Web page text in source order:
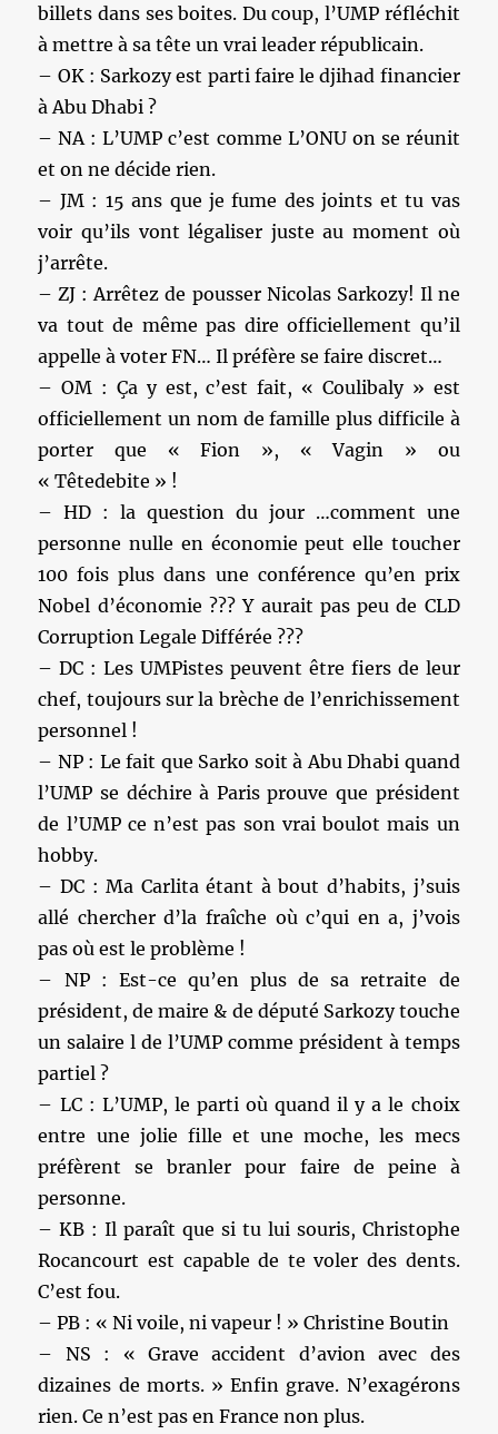
billets dans ses boites. Du coup, l’UMP réfléchit
à mettre à sa tête un vrai leader républicain.
– OK : Sarkozy est parti faire le djihad financier
à Abu Dhabi ?
– NA : L’UMP c’est comme L’ONU on se réunit
et on ne décide rien.
– JM : 15 ans que je fume des joints et tu vas
voir qu’ils vont légaliser juste au moment où
j’arrête.
– ZJ : Arrêtez de pousser Nicolas Sarkozy! Il ne
va tout de même pas dire officiellement qu’il
appelle à voter FN… Il préfère se faire discret…
– OM : Ça y est, c’est fait, « Coulibaly » est
officiellement un nom de famille plus difficile à
porter que « Fion », « Vagin » ou
« Têtedebite » !
– HD : la question du jour …comment une
personne nulle en économie peut elle toucher
100 fois plus dans une conférence qu’en prix
Nobel d’économie ??? Y aurait pas peu de CLD
Corruption Legale Différée ???
– DC : Les UMPistes peuvent être fiers de leur
chef, toujours sur la brèche de l’enrichissement
personnel !
– NP : Le fait que Sarko soit à Abu Dhabi quand
l’UMP se déchire à Paris prouve que président
de l’UMP ce n’est pas son vrai boulot mais un
hobby.
– DC : Ma Carlita étant à bout d’habits, j’suis
allé chercher d’la fraîche où c’qui en a, j’vois
pas où est le problème !
– NP : Est-ce qu’en plus de sa retraite de
président, de maire & de député Sarkozy touche
un salaire l de l’UMP comme président à temps
partiel ?
– LC : L’UMP, le parti où quand il y a le choix
entre une jolie fille et une moche, les mecs
préfèrent se branler pour faire de peine à
personne.
– KB : Il paraît que si tu lui souris, Christophe
Rocancourt est capable de te voler des dents.
C’est fou.
– PB : « Ni voile, ni vapeur ! » Christine Boutin
– NS : « Grave accident d’avion avec des
dizaines de morts. » Enfin grave. N’exagérons
rien. Ce n’est pas en France non plus.